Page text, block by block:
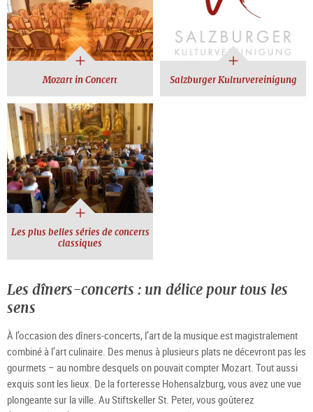
Mozart in Concert Salzburger Kulturvereinigung
Les plus belles séries de concerts
classiques
Les dîners-concerts : un délice pour tous les
sens
À l’occasion des dîners-concerts, l’art de la musique est magistralement
combiné à l’art culinaire. Des menus à plusieurs plats ne décevront pas les
gourmets – au nombre desquels on pouvait compter Mozart. Tout aussi
exquis sont les lieux. De la forteresse Hohensalzburg, vous avez une vue
plongeante sur la ville. Au Stiftskeller St. Peter, vous goûterez